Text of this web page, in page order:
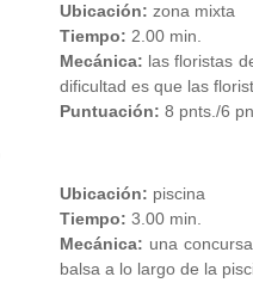
Ubicación: zona mixta
Tiempo: 2.00 min.
Mecánica: las floristas
dificultad es que las
Puntuación: 8 pnts./6
Ubicación: piscina
Tiempo: 3.00 min.
Mecánica: una
balsa a lo largo de la